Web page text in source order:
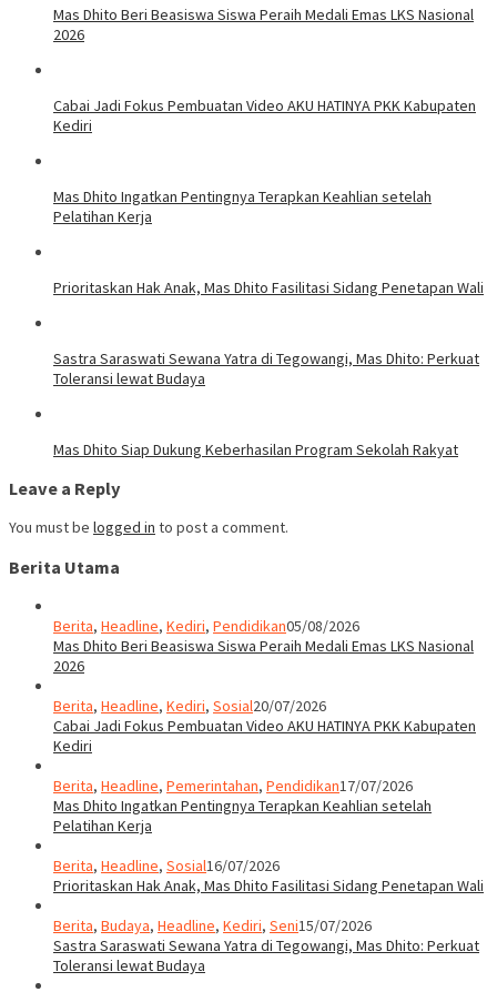
Mas Dhito Beri Beasiswa Siswa Peraih Medali Emas LKS Nasional
2026
Cabai Jadi Fokus Pembuatan Video AKU HATINYA PKK Kabupaten
Kediri
Mas Dhito Ingatkan Pentingnya Terapkan Keahlian setelah
Pelatihan Kerja
Prioritaskan Hak Anak, Mas Dhito Fasilitasi Sidang Penetapan Wali
Sastra Saraswati Sewana Yatra di Tegowangi, Mas Dhito: Perkuat
Toleransi lewat Budaya
Mas Dhito Siap Dukung Keberhasilan Program Sekolah Rakyat
Leave a Reply
You must be logged in to post a comment.
Berita Utama
Berita, Headline, Kediri, Pendidikan05/08/2026
Mas Dhito Beri Beasiswa Siswa Peraih Medali Emas LKS Nasional
2026
Berita, Headline, Kediri, Sosial20/07/2026
Cabai Jadi Fokus Pembuatan Video AKU HATINYA PKK Kabupaten
Kediri
Berita, Headline, Pemerintahan, Pendidikan17/07/2026
Mas Dhito Ingatkan Pentingnya Terapkan Keahlian setelah
Pelatihan Kerja
Berita, Headline, Sosial16/07/2026
Prioritaskan Hak Anak, Mas Dhito Fasilitasi Sidang Penetapan Wali
Berita, Budaya, Headline, Kediri, Seni15/07/2026
Sastra Saraswati Sewana Yatra di Tegowangi, Mas Dhito: Perkuat
Toleransi lewat Budaya